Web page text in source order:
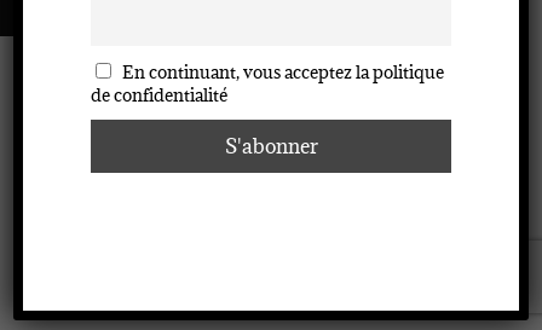
En continuant, vous acceptez la politique
de confidentialité